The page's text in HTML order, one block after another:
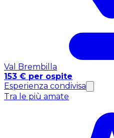
Val Brembilla
153 € per ospite
Esperienza condivisa
Tra le più amate